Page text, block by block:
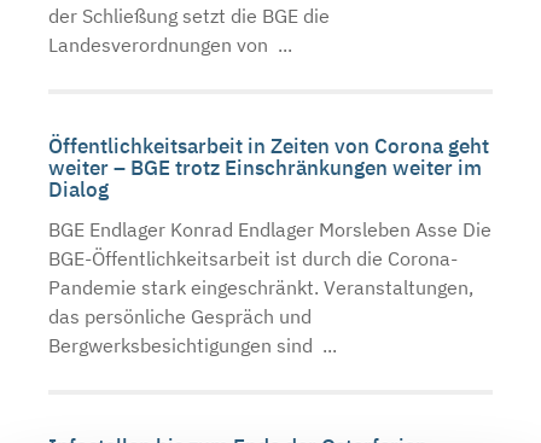
der Schließung setzt die BGE die
Landesverordnungen von ...
Öffentlichkeitsarbeit in Zeiten von Corona geht
weiter – BGE trotz Einschränkungen weiter im
Dialog
BGE Endlager Konrad Endlager Morsleben Asse Die
BGE-Öffentlichkeitsarbeit ist durch die Corona-
Pandemie stark eingeschränkt. Veranstaltungen,
das persönliche Gespräch und
Bergwerksbesichtigungen sind ...